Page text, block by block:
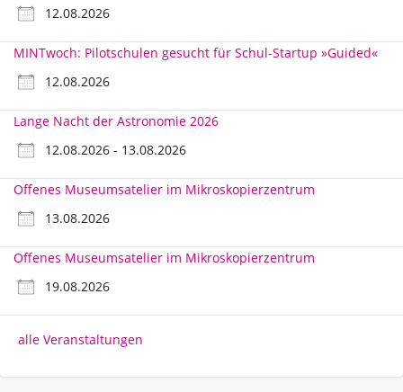
12.08.2026
MINTwoch: Pilotschulen gesucht für Schul-Startup »Guided«
12.08.2026
Lange Nacht der Astronomie 2026
12.08.2026 - 13.08.2026
Offenes Museumsatelier im Mikroskopierzentrum
13.08.2026
Offenes Museumsatelier im Mikroskopierzentrum
19.08.2026
alle Veranstaltungen